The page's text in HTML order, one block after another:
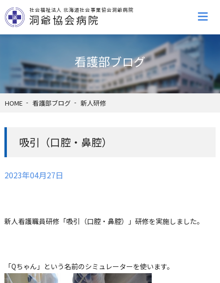
社会福祉法人 北海道社会事業協会洞爺病院
洞爺協会病院
看護部ブログ
HOME 看護部ブログ 新人研修
吸引（口腔・鼻腔）
2023年04月27日
新人看護職員研修「吸引（口腔・鼻腔）」研修を実施しました。
「Qちゃん」という名前のシミュレーターを使います。